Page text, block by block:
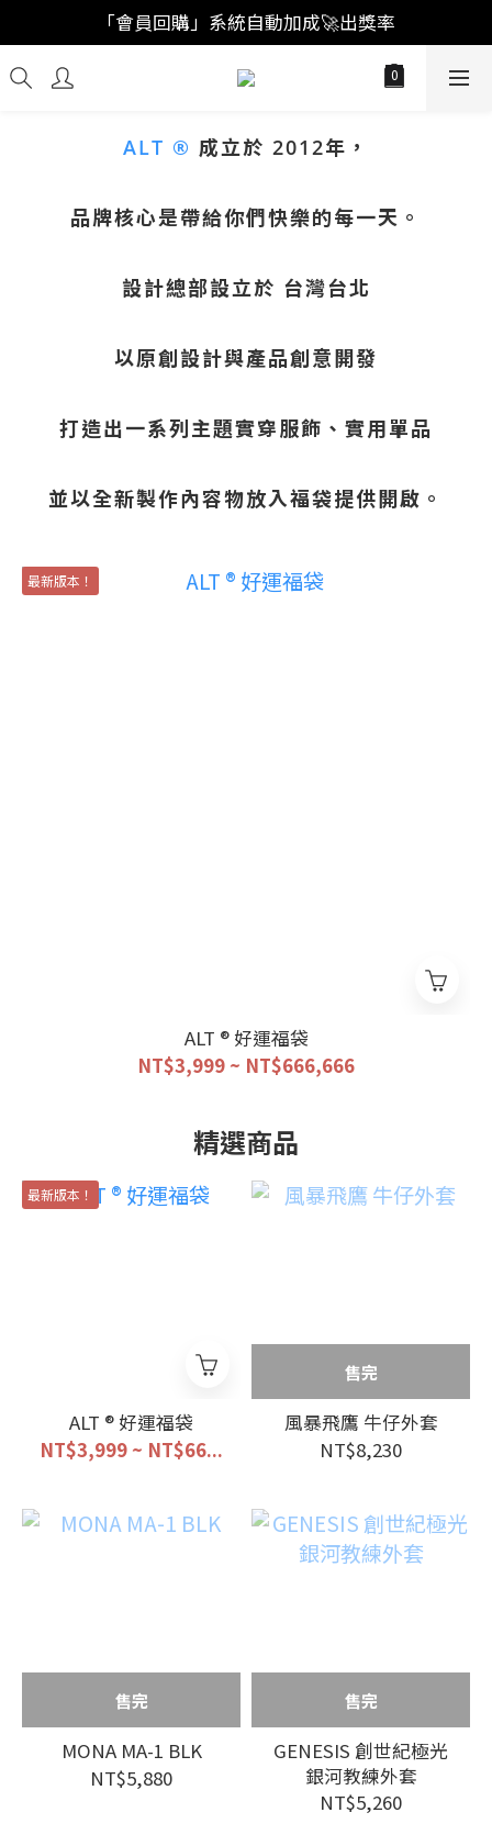
「註冊新會員」買福袋結帳直接"首購爆擊🥊"
「會員回購」系統自動加成🚀出獎率
「註冊新會員」買福袋結帳直接"首購爆擊🥊"
ALT ® 成立於 2012年，
品牌核心是帶給你們快樂的每一天。
設計總部設立於 台灣台北
以原創設計與產品創意開發
打造出一系列主題實穿服飾、實用單品
並以全新製作內容物放入福袋提供開啟。
最新版本！
ALT ® 好運福袋
NT$3,999 ~ NT$666,666
精選商品
最新版本！
ALT ® 好運福袋
NT$3,999 ~ NT$66...
售完
風暴飛鷹 牛仔外套
NT$8,230
售完
MONA MA-1 BLK
NT$5,880
售完
GENESIS 創世紀極光
銀河教練外套
NT$5,260